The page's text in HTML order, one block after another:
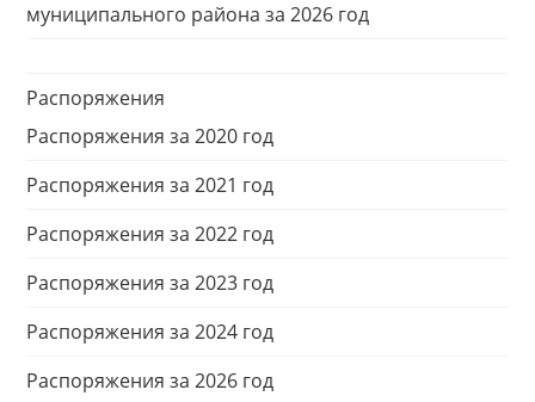
муниципального района за 2026 год
Распоряжения
Распоряжения за 2020 год
Распоряжения за 2021 год
Распоряжения за 2022 год
Распоряжения за 2023 год
Распоряжения за 2024 год
Распоряжения за 2026 год